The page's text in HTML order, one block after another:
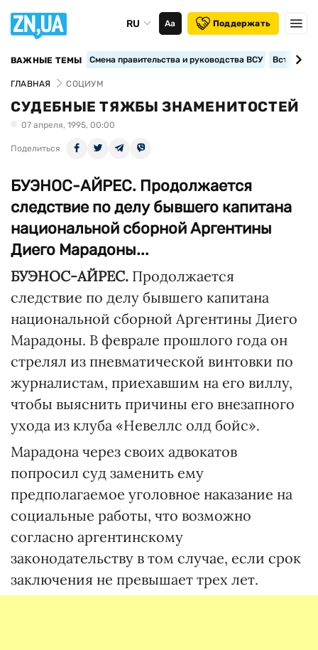
RU Аа Поддержать
ВАЖНЫЕ ТЕМЫ Смена правительства и руководства ВСУ
ГЛАВНАЯ СОЦИУМ
СУДЕБНЫЕ ТЯЖБЫ ЗНАМЕНИТОСТЕЙ
07 апреля, 1995, 00:00
Поделиться
БУЭНОС-АЙРЕС. Продолжается
следствие по делу бывшего капитана
национальной сборной Аргентины
Диего Марадоны...
БУЭНОС-АЙРЕС. Продолжается
следствие по делу бывшего капитана
национальной сборной Аргентины Диего
Марадоны. В феврале прошлого года он
стрелял из пневматической винтовки по
журналистам, приехавшим на его виллу,
чтобы выяснить причины его внезапного
ухода из клуба «Невеллс олд бойс».
Марадона через своих адвокатов
попросил суд заменить ему
предполагаемое уголовное наказание на
социальные работы, что возможно
согласно аргентинскому
законодательству в том случае, если срок
заключения не превышает трех лет.